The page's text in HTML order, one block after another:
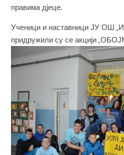
правима дјеце.
Ученици и наставници ЈУ ОШ
придружили су се акцији